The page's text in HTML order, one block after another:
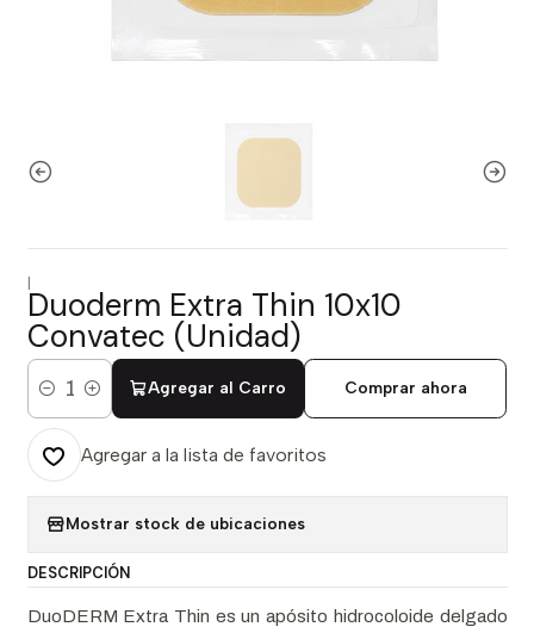
Duoderm Extra Thin 10x10
Convatec (Unidad)
Cantidad
Agregar al Carro Comprar ahora
Agregar a la lista de favoritos
Mostrar stock de ubicaciones
DESCRIPCIÓN
DuoDERM Extra Thin es un apósito hidrocoloide delgado